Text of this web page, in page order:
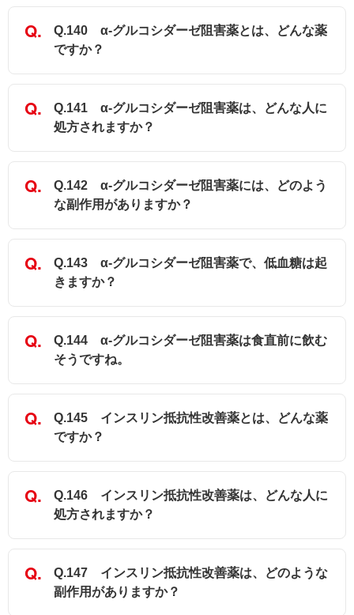
Q.140 α-グルコシダーゼ阻害薬とは、どんな薬
ですか？
Q.141 α-グルコシダーゼ阻害薬は、どんな人に
処方されますか？
Q.142 α-グルコシダーゼ阻害薬には、どのよう
な副作用がありますか？
Q.143 α-グルコシダーゼ阻害薬で、低血糖は起
きますか？
Q.144 α-グルコシダーゼ阻害薬は食直前に飲む
そうですね。
Q.145 インスリン抵抗性改善薬とは、どんな薬
ですか？
Q.146 インスリン抵抗性改善薬は、どんな人に
処方されますか？
Q.147 インスリン抵抗性改善薬は、どのような
副作用がありますか？